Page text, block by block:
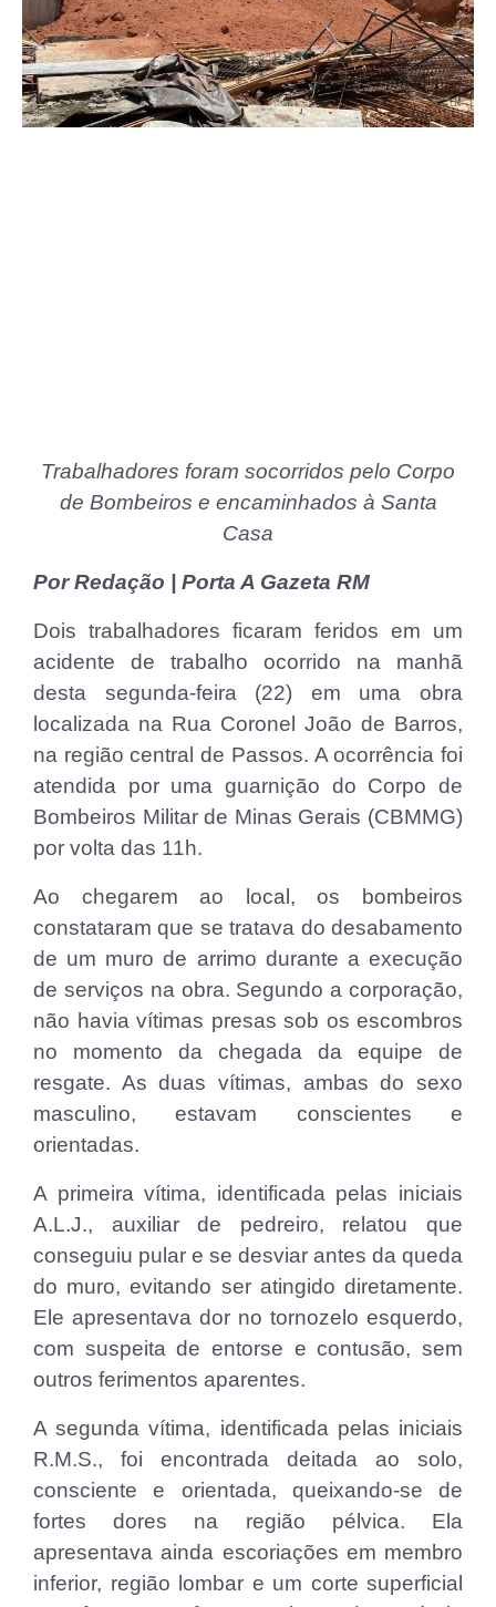
Trabalhadores foram socorridos pelo Corpo
de Bombeiros e encaminhados à Santa
Casa
Por Redação | Porta A Gazeta RM
Dois trabalhadores ficaram feridos em um
acidente de trabalho ocorrido na manhã
desta segunda-feira (22) em uma obra
localizada na Rua Coronel João de Barros,
na região central de Passos. A ocorrência foi
atendida por uma guarnição do Corpo de
Bombeiros Militar de Minas Gerais (CBMMG)
por volta das 11h.
Ao chegarem ao local, os bombeiros
constataram que se tratava do desabamento
de um muro de arrimo durante a execução
de serviços na obra. Segundo a corporação,
não havia vítimas presas sob os escombros
no momento da chegada da equipe de
resgate. As duas vítimas, ambas do sexo
masculino, estavam conscientes e
orientadas.
A primeira vítima, identificada pelas iniciais
A.L.J., auxiliar de pedreiro, relatou que
conseguiu pular e se desviar antes da queda
do muro, evitando ser atingido diretamente.
Ele apresentava dor no tornozelo esquerdo,
com suspeita de entorse e contusão, sem
outros ferimentos aparentes.
A segunda vítima, identificada pelas iniciais
R.M.S., foi encontrada deitada ao solo,
consciente e orientada, queixando-se de
fortes dores na região pélvica. Ela
apresentava ainda escoriações em membro
inferior, região lombar e um corte superficial